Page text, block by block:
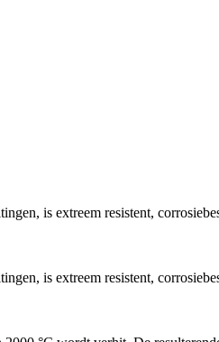
is extreem resistent,
is extreem resistent,